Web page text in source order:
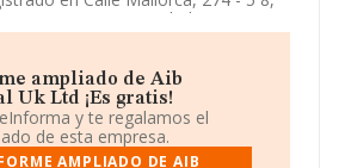
Enmarca su actividad CNAE
- Ensayos y análisis técnicos.Aib
ampliado de Aib
Uk Ltd ¡Es gratis!
y te regalamos el
de esta empresa.
AMPLIADO DE AIB